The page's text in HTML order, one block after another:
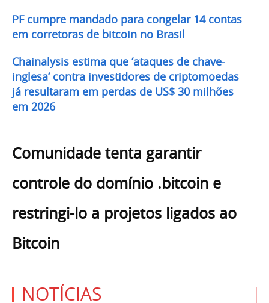
PF cumpre mandado para congelar 14 contas
em corretoras de bitcoin no Brasil
Chainalysis estima que ‘ataques de chave-
inglesa’ contra investidores de criptomoedas
já resultaram em perdas de US$ 30 milhões
em 2026
Comunidade tenta garantir
controle do domínio .bitcoin e
restringi-lo a projetos ligados ao
Bitcoin
NOTÍCIAS